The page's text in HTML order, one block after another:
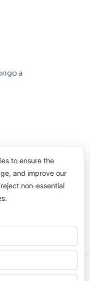
a
teléfono, que
Los Derechos
to ensure the
and improve our
non-essential